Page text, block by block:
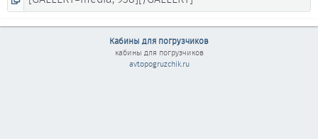
Кабины для погрузчиков
кабины для погрузчиков
avtopogruzchik.ru